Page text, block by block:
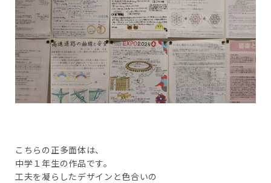
こちらの正多面体は、
中学１年生の作品です。
工夫を凝らしたデザインと色合いの